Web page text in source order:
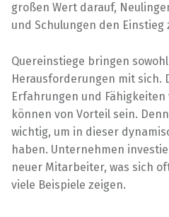
großen Wert darauf,
und Schulungen den
Quereinstiege bringen
Herausforderungen mit sich.
Erfahrungen und
können von Vorteil sein.
wichtig, um in dieser
haben. Unternehmen
neuer Mitarbeiter, was sich
viele Beispiele zeigen.